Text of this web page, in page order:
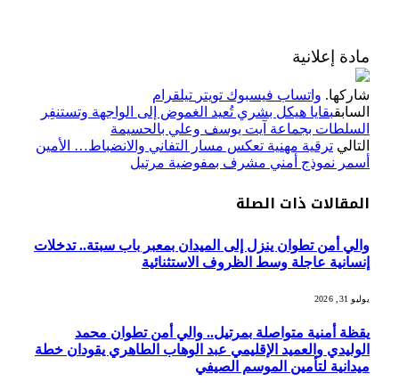
مادة إعلانية
شاركها. واتساب فيسبوك تويتر تيلقرام
السابقبقايا هيكل بشري تُعيد الغموض إلى الواجهة وتستنفِر
السلطات بجماعة آيت يوسف وعلي بالحسيمة
التالي ترقية مهنية تعكس مسار التفاني والانضباط… الأمين
أسمر نموذج أمني مشرف بمفوضية مرتيل
المقالات ذات الصلة
والي أمن تطوان ينزل إلى الميدان بمعبر باب سبتة.. تدخلات
إنسانية عاجلة وسط الظروف الاستثنائية
يوليو 31, 2026
يقظة أمنية متواصلة بمرتيل.. والي أمن تطوان محمد
الوليدي والعميد الإقليمي عبد الوهاب الطاهري يقودان خطة
ميدانية لتأمين الموسم الصيفي